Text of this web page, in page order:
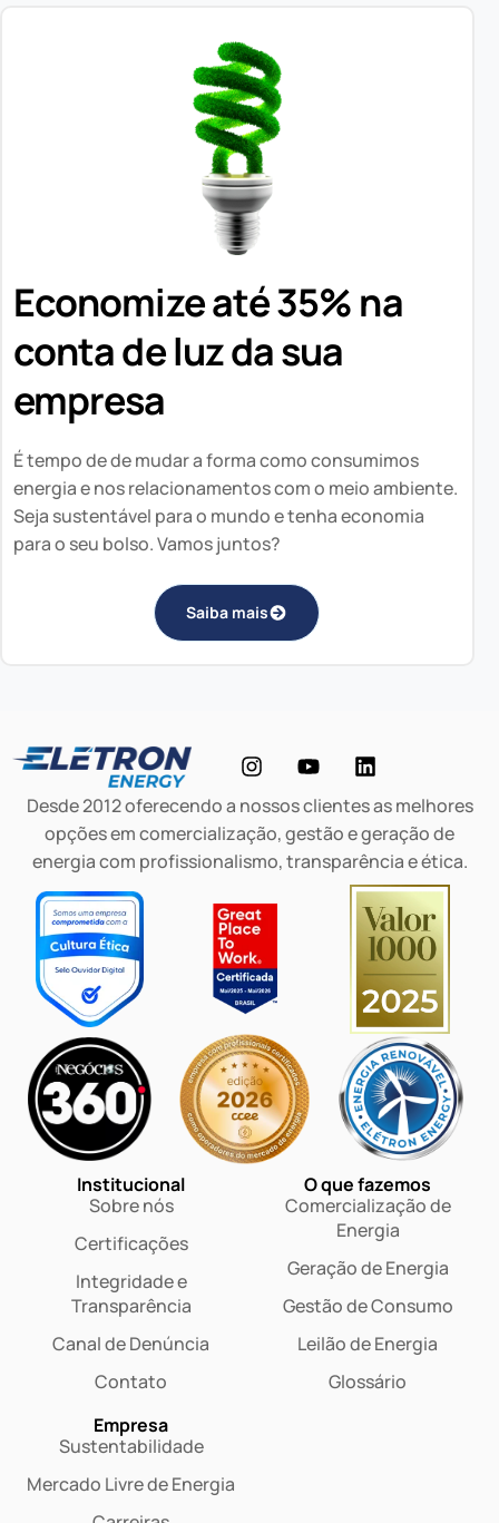
Economize até 35% na
conta de luz da sua
empresa
É tempo de de mudar a forma como consumimos
energia e nos relacionamentos com o meio ambiente.
Seja sustentável para o mundo e tenha economia
para o seu bolso. Vamos juntos?
Saiba mais
Desde 2012 oferecendo a nossos clientes as melhores
opções em comercialização, gestão e geração de
energia com profissionalismo, transparência e ética.
Institucional
Sobre nós
Certificações
Integridade e
Transparência
Canal de Denúncia
Contato
O que fazemos
Comercialização de
Energia
Geração de Energia
Gestão de Consumo
Leilão de Energia
Glossário
Empresa
Sustentabilidade
Mercado Livre de Energia